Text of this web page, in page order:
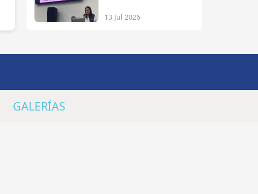
13 Jul 2026
GALERÍAS